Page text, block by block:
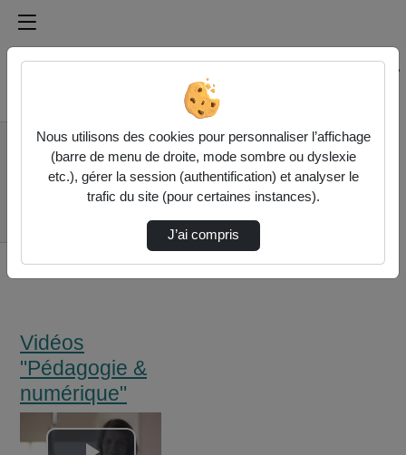
Médiathèque de l'université Paris
Rechercher un média sur Médiathèque de l'université
Accueil
Vidéos "Pédagogie &
numérique"
Le Cours Mobile Et
Vidéos
"Pédagogie &
numérique"
Nous utilisons des cookies pour personnaliser l’affichage
(barre de menu de droite, mode sombre ou dyslexie
etc.), gérer la session (authentification) et analyser le
trafic du site (pour certaines instances).
J’ai compris